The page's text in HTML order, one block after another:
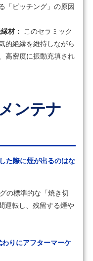
「ピッチング」の原因
材： このセラミック
的絶縁を維持しながら
高密度に振動充填され
ンテナ
た際に煙が出るのはな
の標準的な「焼き切
運転し、残留する煙や
りにアフターマーケ